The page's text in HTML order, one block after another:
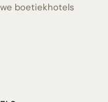
boetiekhotels